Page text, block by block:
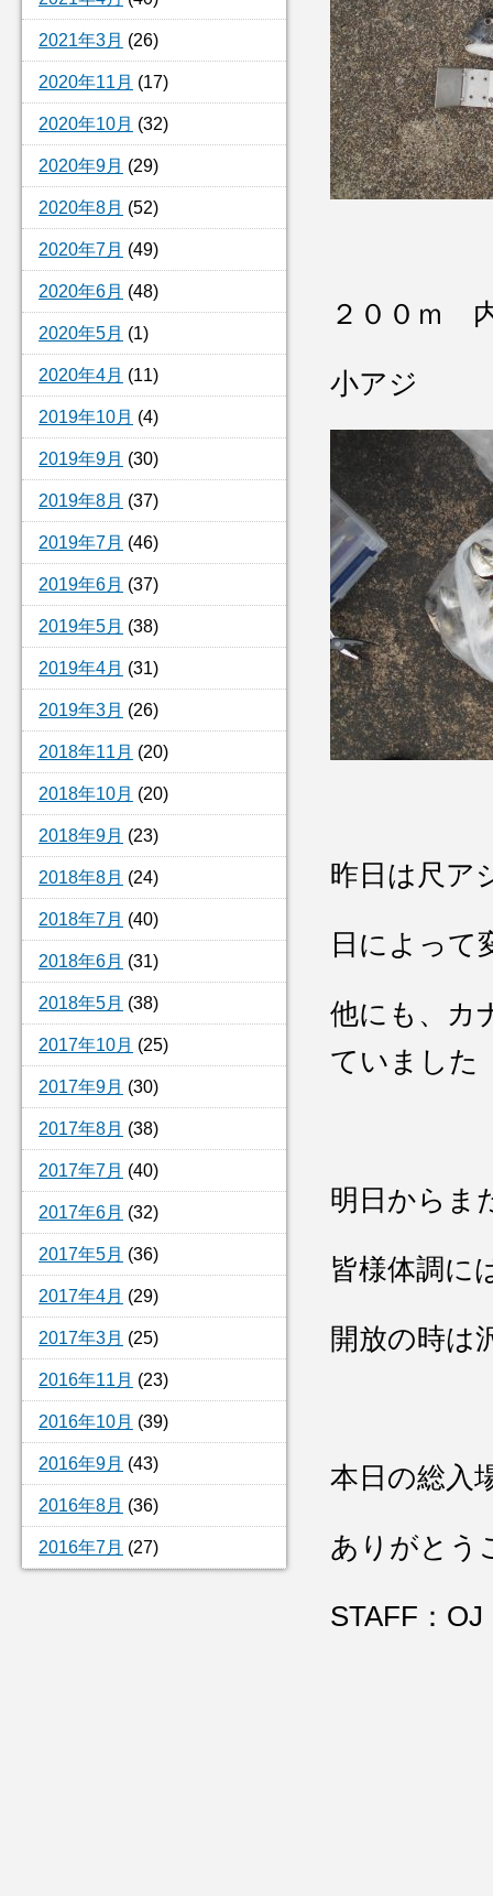
2021年3月 (26)
2020年11月 (17)
2020年10月 (32)
2020年9月 (29)
2020年8月 (52)
2020年7月 (49)
2020年6月 (48)
2020年5月 (1)
2020年4月 (11)
2019年10月 (4)
2019年9月 (30)
2019年8月 (37)
2019年7月 (46)
2019年6月 (37)
2019年5月 (38)
2019年4月 (31)
2019年3月 (26)
2018年11月 (20)
2018年10月 (20)
2018年9月 (23)
2018年8月 (24)
2018年7月 (40)
2018年6月 (31)
2018年5月 (38)
2017年10月 (25)
2017年9月 (30)
2017年8月 (38)
2017年7月 (40)
2017年6月 (32)
2017年5月 (36)
2017年4月 (29)
2017年3月 (25)
2016年11月 (23)
2016年10月 (39)
2016年9月 (43)
2016年8月 (36)
2016年7月 (27)
２００ｍ
小アジ
昨日は尺ア
日によって
他にも、カ
ていました
明日からま
皆様体調に
開放の時は
本日の総入
ありがとう
STAFF：OJ